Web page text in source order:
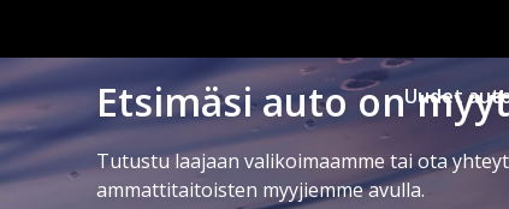
Etsimäsi auto on
Tutustu laajaan valikoimaamme tai ota
ammattitaitoisten myyjiemme avulla.
Uudet